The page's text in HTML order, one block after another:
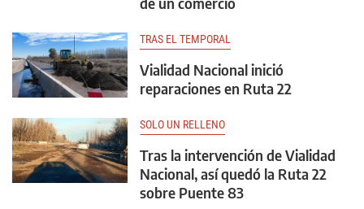
TRAS EL TEMPORAL
Vialidad Nacional inició
reparaciones en Ruta 22
SOLO UN RELLENO
Tras la intervención de Vialidad
Nacional, así quedó la Ruta 22
sobre Puente 83